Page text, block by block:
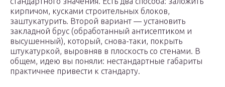
кирпичом, кусками строительных блоков,
заштукатурить. Второй вариант — установить
закладной брус (обработанный антисептиком и
высушенный), который, снова-таки, покрыть
штукатуркой, выровняв в плоскость со стенами. В
общем, идею вы поняли: нестандартные габариты
практичнее привести к стандарту.